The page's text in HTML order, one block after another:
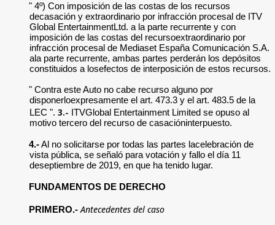
" 4º) Con imposición de las costas de los recursos
decasación y extraordinario por infracción procesal de ITV
Global EntertainmentLtd. a la parte recurrente y con
imposición de las costas del recursoextraordinario por
infracción procesal de Mediaset España Comunicación S.A.
ala parte recurrente, ambas partes perderán los depósitos
constituidos a losefectos de interposición de estos recursos.
" Contra este Auto no cabe recurso alguno por
disponerloexpresamente el art. 473.3 y el art. 483.5 de la
LEC ". 3.- ITVGlobal Entertainment Limited se opuso al
motivo tercero del recurso de casacióninterpuesto.
4.-Al no solicitarse por todas las partes lacelebración de
vista pública, se señaló para votación y fallo el día 11
deseptiembre de 2019, en que ha tenido lugar.
FUNDAMENTOS DE DERECHO
PRIMERO.- Antecedentes del caso